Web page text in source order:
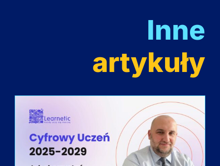
Inne
artykuły